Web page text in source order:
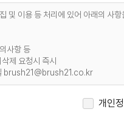
및 이용 등 처리에 있어 아래의 사
사항 등
제 요청시 즉시
brush21@brush21.co.kr
개인